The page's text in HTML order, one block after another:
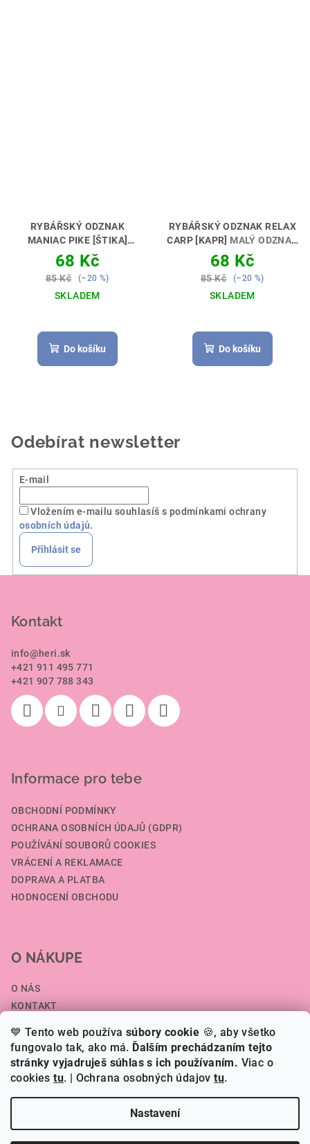
💙 Tento web používa súbory cookie 🍪, aby všetko
fungovalo tak, ako má. Ďalším prechádzaním tejto
stránky vyjadruješ súhlas s ich používaním. Viac o
cookiestu. | Ochrana osobných údajovtu.
Nastavení
RYBÁŘSKÝ ODZNAK
MANIAC PIKE [ŠTIKA]
PŘIPNI SI MĚ 📍🎣
68 Kč
85 Kč (–20 %)
SKLADEM
Do košíku
RYBÁŘSKÝ ODZNAK RELAX
CARP [KAPR] MALÝ ODZNAK
– VELKÁ RADOST 🎖😊🎣
68 Kč
85 Kč (–20 %)
SKLADEM
Do košíku
Odebírat newsletter
E-mail
Vložením e-mailu souhlasíš s podmínkami ochrany
osobních údajů.
Přihlásit se
Kontakt
info@heri.sk
+421 911 495 771
+421 907 788 343
Informace pro tebe
OBCHODNÍ PODMÍNKY
OCHRANA OSOBNÍCH ÚDAJŮ (GDPR)
POUŽÍVÁNÍ SOUBORŮ COOKIES
VRÁCENÍ A REKLAMACE
DOPRAVA A PLATBA
HODNOCENÍ OBCHODU
O NÁKUPE
O NÁS
KONTAKT
HERI.SK. Všechna práva vyhrazena.